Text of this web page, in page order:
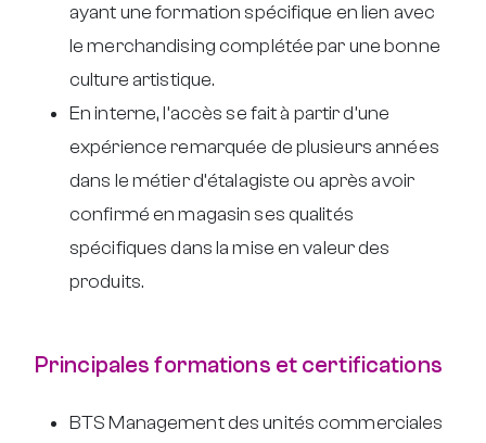
ayant une formation spécifique en lien avec
le merchandising complétée par une bonne
culture artistique.
En interne, l’accès se fait à partir d’une
expérience remarquée de plusieurs années
dans le métier d’étalagiste ou après avoir
confirmé en magasin ses qualités
spécifiques dans la mise en valeur des
produits.
Principales formations et certifications
BTS Management des unités commerciales